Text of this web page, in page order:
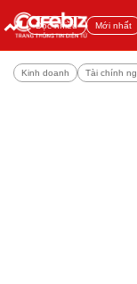
Đọc nhiều Mới nhất
Kinh doanh Tài chính